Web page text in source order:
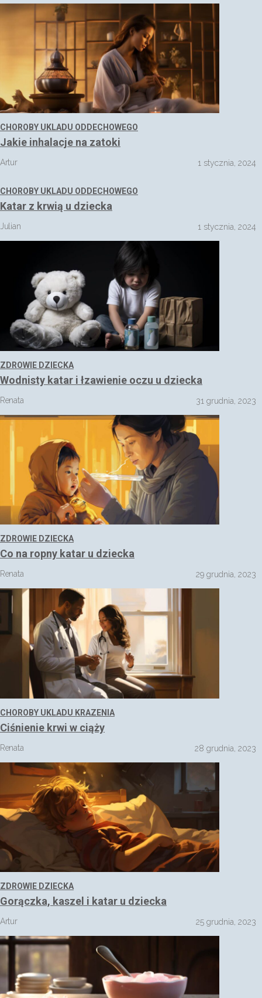
CHOROBY UKLADU ODDECHOWEGO
Jakie inhalacje na zatoki
Artur 1 stycznia, 2024
CHOROBY UKLADU ODDECHOWEGO
Katar z krwią u dziecka
Julian 1 stycznia, 2024
ZDROWIE DZIECKA
Wodnisty katar i łzawienie oczu u dziecka
Renata 31 grudnia, 2023
ZDROWIE DZIECKA
Co na ropny katar u dziecka
Renata 29 grudnia, 2023
CHOROBY UKLADU KRAZENIA
Ciśnienie krwi w ciąży
Renata 28 grudnia, 2023
ZDROWIE DZIECKA
Gorączka, kaszel i katar u dziecka
Artur 25 grudnia, 2023